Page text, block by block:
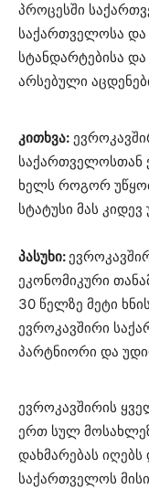
პროცესში
საქართველოსა და
სტანდარტებისა
არსებული
კითხვა:
საქართველოსთან
ხელს როგორ
სტატუსი მას
პასუხი:
ეკონომიკური
30 წელზე მეტი
ევროკავშირი
პარტნიორი და
ევროკავშირის
ერთ სულ
დახმარებას
საქართველოს